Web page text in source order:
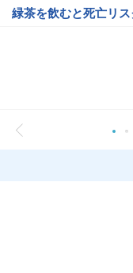
緑茶を飲むと死亡リ